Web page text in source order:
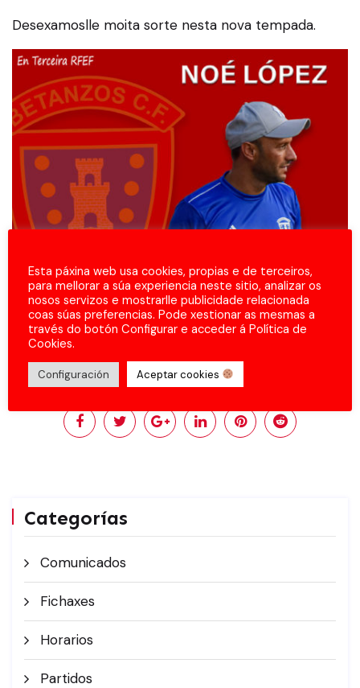
Desexamoslle moita sorte nesta nova tempada.
Categorías
Comunicados
Fichaxes
Horarios
Partidos
Esta páxina web usa cookies, propias e de terceiros,
para mellorar a súa experiencia neste sitio, analizar os
nosos servizos e mostrarlle publicidade relacionada
coas súas preferencias. Pode xestionar as mesmas a
través do botón Configurar e acceder á Política de
Cookies.
Configuración Aceptar cookies